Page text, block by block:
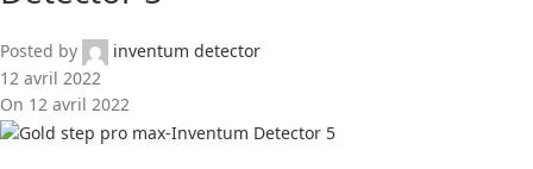
Posted by
inventum detector
12 avril 2022
On 12 avril 2022